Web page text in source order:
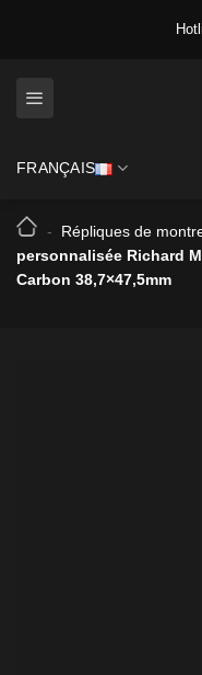
FRANÇAIS
- Répliques de
personnalisée Richard
Carbon 38,7×47,5mm